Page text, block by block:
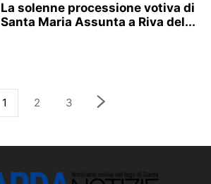
La solenne processione votiva di
Santa Maria Assunta a Riva del...
1 2 3